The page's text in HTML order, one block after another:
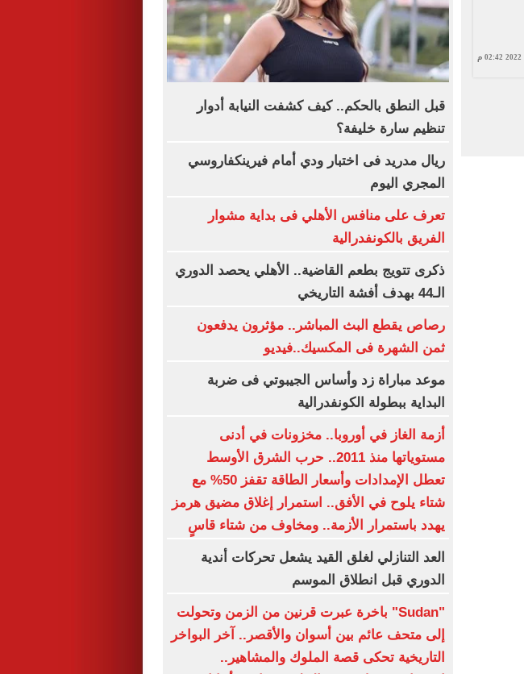
قبل النطق بالحكم.. كيف كشفت النيابة أدوار
تنظيم سارة خليفة؟
ريال مدريد فى اختبار ودي أمام فيرينكفاروسي
المجري اليوم
تعرف على منافس الأهلي فى بداية مشوار
الفريق بالكونفدرالية
ذكرى تتويج بطعم القاضية.. الأهلي يحصد الدوري
الـ44 بهدف أفشة التاريخي
رصاص يقطع البث المباشر.. مؤثرون يدفعون
ثمن الشهرة فى المكسيك..فيديو
موعد مباراة زد وأساس الجيبوتي فى ضربة
البداية ببطولة الكونفدرالية
أزمة الغاز في أوروبا.. مخزونات في أدنى
مستوياتها منذ 2011.. حرب الشرق الأوسط
تعطل الإمدادات وأسعار الطاقة تقفز 50% مع
شتاء يلوح في الأفق.. استمرار إغلاق مضيق هرمز
يهدد باستمرار الأزمة.. ومخاوف من شتاء قاسٍ
العد التنازلي لغلق القيد يشعل تحركات أندية
الدوري قبل انطلاق الموسم
"Sudan" باخرة عبرت قرنين من الزمن وتحولت
إلى متحف عائم بين أسوان والأقصر.. آخر البواخر
التاريخية تحكى قصة الملوك والمشاهير..